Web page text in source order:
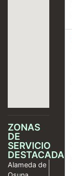
ZONAS
DE
SERVICIO
DESTACADAS
Alameda de